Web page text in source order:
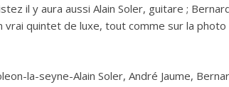
il y aura aussi Alain Soler, guitare ;
quintet de luxe, tout comme sur la photo